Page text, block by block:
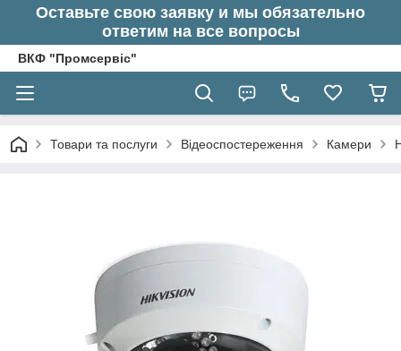
Оставьте свою заявку и мы обязательно
ответим на все вопросы
ВКФ "Промсервіс"
Товари та послуги Відеоспостереження Камери